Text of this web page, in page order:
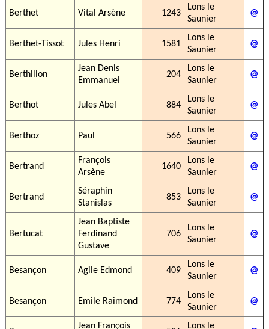
Berthet Vital Arsène 1243
Lons le
Saunier
@
Berthet-Tissot Jules Henri 1581
Lons le
Saunier
@
Berthillon
Jean Denis
Emmanuel
204
Lons le
Saunier
@
Berthot Jules Abel 884
Lons le
Saunier
@
Berthoz Paul 566
Lons le
Saunier
@
Bertrand
François
Arsène
1640
Lons le
Saunier
@
Bertrand
Séraphin
Stanislas
853
Lons le
Saunier
@
Bertucat
Jean Baptiste
Ferdinand
Gustave
706
Lons le
Saunier
@
Besançon Agile Edmond 409
Lons le
Saunier
@
Besançon Emile Raimond 774
Lons le
Saunier
@
Jean François
Lons le